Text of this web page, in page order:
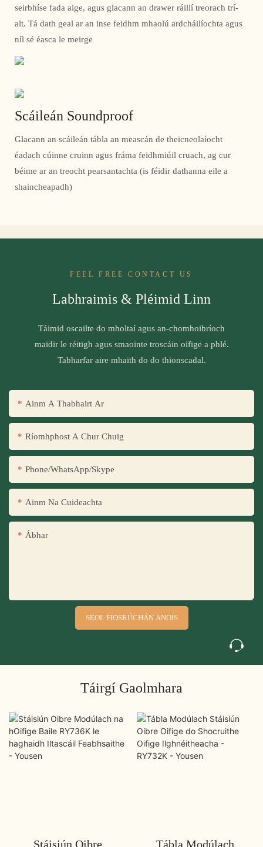
seirbhíse fada aige, agus glacann an drawer ráillí treorach trí-
alt. Tá dath geal ar an inse feidhm mhaolú ardcháilíochta agus
níl sé éasca le meirge
Scáileán Soundproof
Glacann an scáileán tábla an meascán de theicneolaíocht
éadach cúinne cruinn agus fráma feidhmiúil cruach, ag cur
béime ar an treocht pearsantachta (is féidir dathanna eile a
shaincheapadh)
FEEL FREE CONTACT US
Labhraimis & Pléimid Linn
Táimid oscailte do mholtaí agus an-chomhoibríoch
maidir le réitigh agus smaointe troscáin oifige a phlé.
Tabharfar aire mhaith do do thionscadal.
Ainm A Thabhairt Ar
Ríomhphost A Chur Chuig
Phone/WhatsApp/Skype
Ainm Na Cuideachta
Ábhar
SEOL FIOSRÚCHÁN ANOIS
Táirgí Gaolmhara
Stáisiún Oibre Tábla Modúlach